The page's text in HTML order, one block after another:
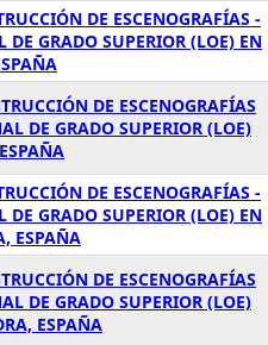
DE ESCENOGRAFÍAS -
GRADO SUPERIOR (LOE) EN
DE ESCENOGRAFÍAS
DE GRADO SUPERIOR (LOE)
DE ESCENOGRAFÍAS -
GRADO SUPERIOR (LOE) EN
ESPAÑA
DE ESCENOGRAFÍAS
DE GRADO SUPERIOR (LOE)
ESPAÑA